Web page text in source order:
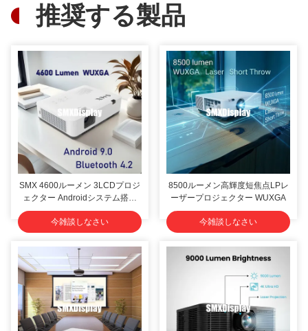
推奨する製品
SMX 4600ルーメン 3LCDプロジ
ェクター Androidシステム搭載
ホームシアターに最適
今雑談しなさい
8500ルーメン高輝度短焦点LPレ
ーザープロジェクター WUXGA
今雑談しなさい